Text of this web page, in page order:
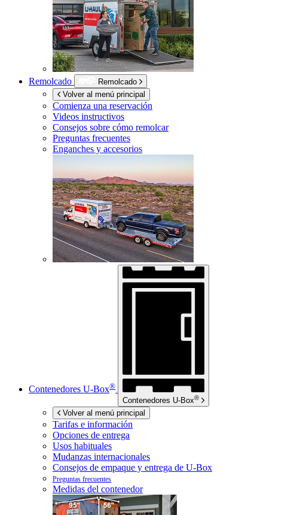
Remolcado
Remolcado
Volver al menú principal
Comienza una reservación
Videos instructivos
Consejos sobre cómo remolcar
Preguntas frecuentes
Enganches y accesorios
Contenedores U-Box®
Contenedores U-Box®
Volver al menú principal
Tarifas e información
Opciones de entrega
Usos habituales
Mudanzas internacionales
Consejos de empaque y entrega de U-Box
Preguntas frecuentes
Medidas del contenedor